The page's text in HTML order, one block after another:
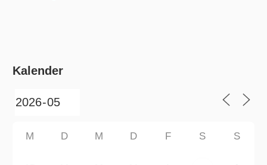
Kalender
M D M D F S S